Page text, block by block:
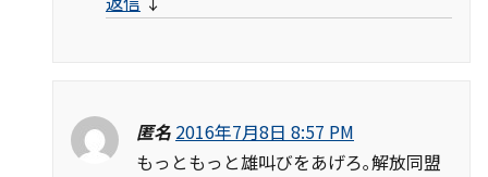
匿名 2016年7月8日 8:57 PM
もっともっと雄叫びをあげろ｡解放同盟